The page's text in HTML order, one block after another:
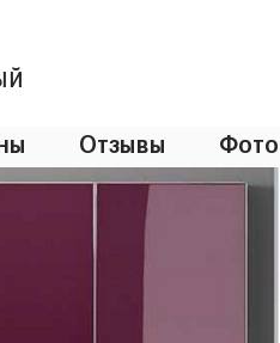
Отзывы Фото